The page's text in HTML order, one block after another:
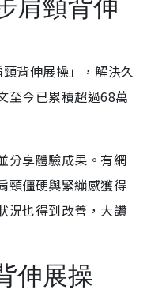
肩頸背伸
背伸展操」，解決久
至今已累積超過68萬
分享體驗成果。有網
頸僵硬與緊繃感獲得
況也得到改善，大讚
伸展操